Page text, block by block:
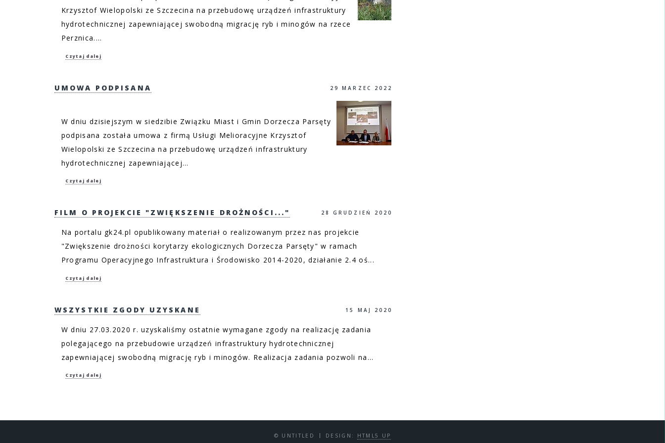
Krzysztof Wielopolski ze Szczecina na przebudowę urządzeń infrastruktury
hydrotechnicznej zapewniającej swobodną migrację ryb i minogów na rzece
Perznica....
Czytaj dalej
29 MARZEC 2022
UMOWA PODPISANA
W dniu dzisiejszym w siedzibie Związku Miast i Gmin Dorzecza Parsęty
podpisana została umowa z firmą Usługi Melioracyjne Krzysztof
Wielopolski ze Szczecina na przebudowę urządzeń infrastruktury
hydrotechnicznej zapewniającej...
Czytaj dalej
28 GRUDZIEŃ 2020
FILM O PROJEKCIE "ZWIĘKSZENIE DROŻNOŚCI..."
Na portalu gk24.pl opublikowany materiał o realizowanym przez nas projekcie
"Zwiększenie drożności korytarzy ekologicznych Dorzecza Parsęty" w ramach
Programu Operacyjnego Infrastruktura i Środowisko 2014-2020, działanie 2.4 oś...
Czytaj dalej
15 MAJ 2020
WSZYSTKIE ZGODY UZYSKANE
W dniu 27.03.2020 r. uzyskaliśmy ostatnie wymagane zgody na realizację zadania
polegającego na przebudowie urządzeń infrastruktury hydrotechnicznej
zapewniającej swobodną migrację ryb i minogów. Realizacja zadania pozwoli na...
Czytaj dalej
© UNTITLED DESIGN: HTML5 UP